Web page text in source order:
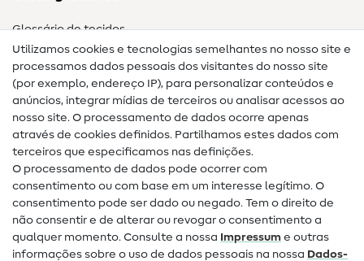
Glossário de tecidos
Guias de costura
Ajuda e contacto
Contacto
Mudança de proprietário
Perguntas frequentes (FAQ)
Direito de cancelamento
Utilizamos cookies e tecnologias semelhantes no nosso site e
processamos dados pessoais dos visitantes do nosso site
(por exemplo, endereço IP), para personalizar conteúdos e
anúncios, integrar mídias de terceiros ou analisar acessos ao
nosso site. O processamento de dados ocorre apenas
através de cookies definidos. Partilhamos estes dados com
terceiros que especificamos nas definições.
O processamento de dados pode ocorrer com
consentimento ou com base em um interesse legítimo. O
consentimento pode ser dado ou negado. Tem o direito de
não consentir e de alterar ou revogar o consentimento a
qualquer momento. Consulte a nossa Impressum e outras
informações sobre o uso de dados pessoais na nossa Dados­